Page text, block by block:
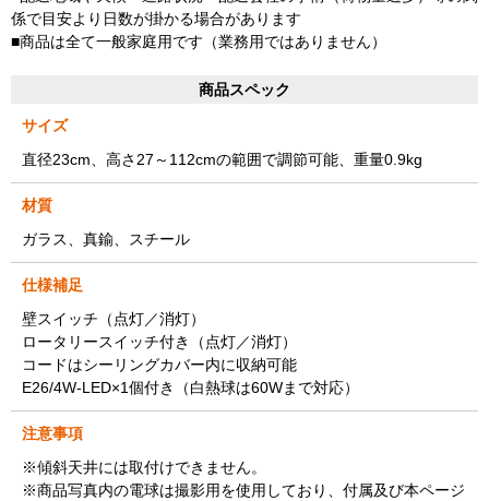
係で目安より日数が掛かる場合があります
■商品は全て一般家庭用です（業務用ではありません）
商品スペック
サイズ
直径23cm、高さ27～112cmの範囲で調節可能、重量0.9kg
材質
ガラス、真鍮、スチール
仕様補足
壁スイッチ（点灯／消灯）
ロータリースイッチ付き（点灯／消灯）
コードはシーリングカバー内に収納可能
E26/4W-LED×1個付き（白熱球は60Wまで対応）
注意事項
※傾斜天井には取付けできません。
※商品写真内の電球は撮影用を使用しており、付属及び本ページ